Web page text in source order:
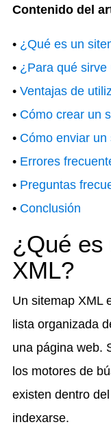
Contenido del
• ¿Qué es un
• ¿Para qué sirve
• Ventajas de
• Cómo crear un
• Cómo enviar
• Errores
• Preguntas
• Conclusión
¿Qué es
XML?
Un sitemap XML
lista organizada
una página web.
los motores de
existen dentro
indexarse.